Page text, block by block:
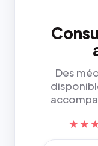
Des